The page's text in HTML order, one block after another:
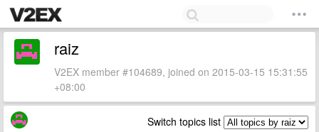
raiz
V2EX member #104689, joined on 2015-03-15 15:31:55
+08:00
Switch topics list